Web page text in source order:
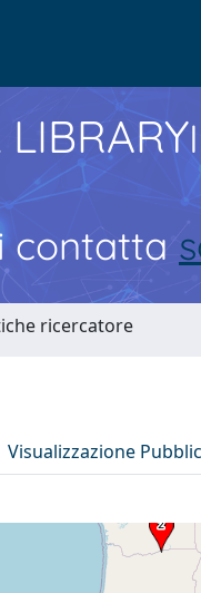
LIBRARY
contatta
ricercatore
Visualizzazione